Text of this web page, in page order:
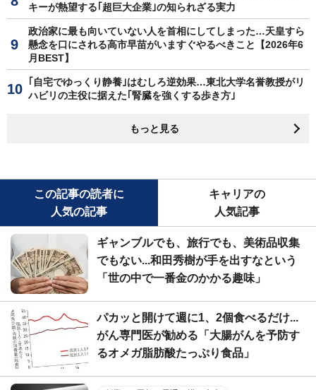
キーが熱望する｢超巨大企業｣の知られざる実力
政治家に最も向いていない人を首相にしてしまった…天皇すら
懸念を口にされる高市早苗がいますぐやるべきこと【2026年6
月BEST】
｢自宅でゆっくり静養｣はむしろ逆効果…東北大学名誉教授がリ
ハビリの主役に据えた｢腎臓を強くする歩き方｣
もっと見る
この記事の読者に
人気の記事
キャリアの
人気記事
ギャンブルでも、旅行でも、美術品収集
でもない...和田秀樹が手を出すなという
「世の中で一番金のかかる趣味」
パカッと開けて週に1、2個食べるだけ...
がん専門医が勧める「大腸がんを予防す
るオメガ脂肪酸たっぷり食品」